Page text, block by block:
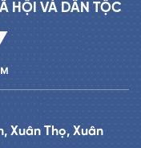
HỘI VÀ DÂN TỘC
Xuân Thọ, Xuân